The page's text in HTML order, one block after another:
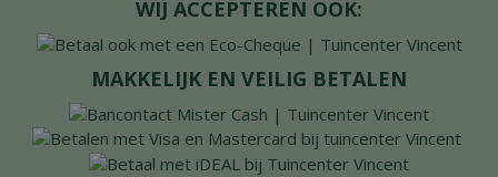
WIJ ACCEPTEREN OOK:
MAKKELIJK EN VEILIG BETALEN